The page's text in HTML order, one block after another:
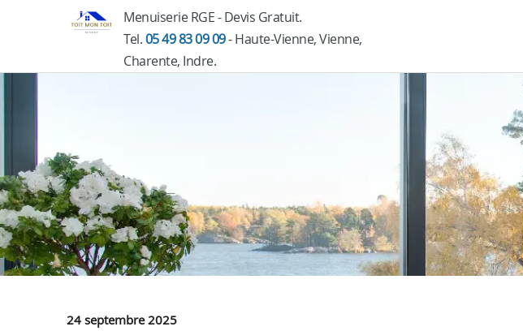
Menuiserie RGE - Devis Gratuit.
Tel.05 49 83 09 09- Haute-Vienne, Vienne,
Charente, Indre.
24 septembre 2025